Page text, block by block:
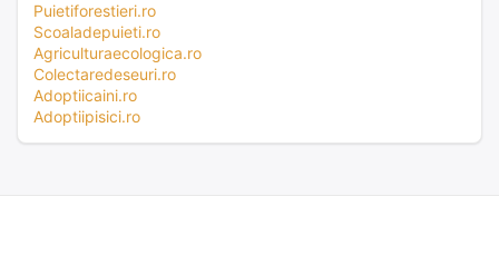
Puietiforestieri.ro
Scoaladepuieti.ro
Agriculturaecologica.ro
Colectaredeseuri.ro
Adoptiicaini.ro
Adoptiipisici.ro